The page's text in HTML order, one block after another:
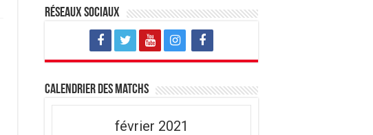
Réseaux sociaux
Calendrier des matchs
février 2021